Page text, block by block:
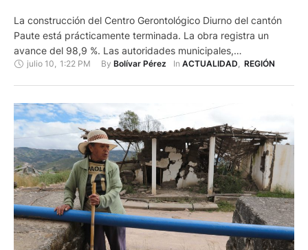
La construcción del Centro Gerontológico Diurno del cantón
Paute está prácticamente terminada. La obra registra un
avance del 98,9 %. Las autoridades municipales,
representantes del Ministerio de Inclusión Económica y Social
el pasado lunes 7 de julio …
julio 10 1:22 PM By Bolívar Pérez In ACTUALIDAD, REGIÓN